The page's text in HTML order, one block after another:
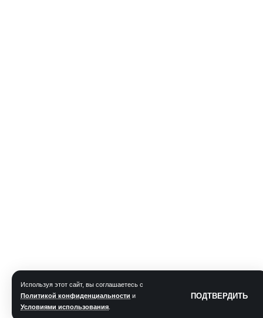
Используя этот сайт, вы соглашаетесь с
Политикой конфиденциальности и
Условиями использования
ПОДТВЕРДИТЬ